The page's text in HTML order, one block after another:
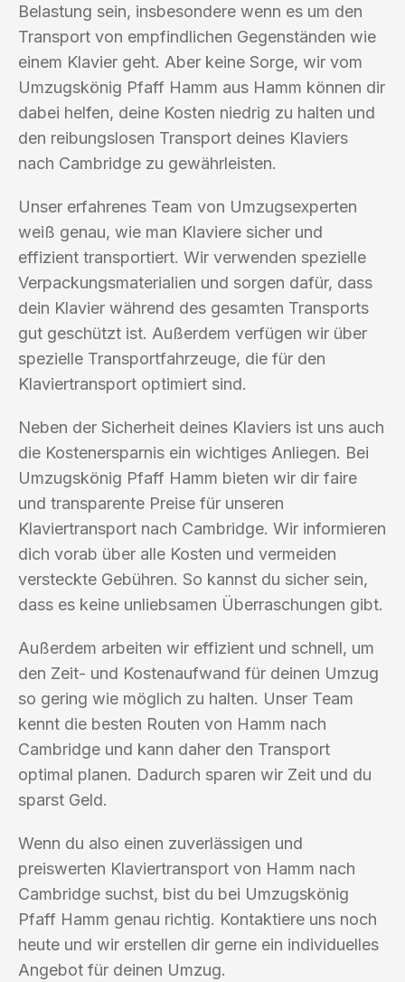
Belastung sein, insbesondere wenn es um den
Transport von empfindlichen Gegenständen wie
einem Klavier geht. Aber keine Sorge, wir vom
Umzugskönig Pfaff Hamm aus Hamm können dir
dabei helfen, deine Kosten niedrig zu halten und
den reibungslosen Transport deines Klaviers
nach Cambridge zu gewährleisten.
Unser erfahrenes Team von Umzugsexperten
weiß genau, wie man Klaviere sicher und
effizient transportiert. Wir verwenden spezielle
Verpackungsmaterialien und sorgen dafür, dass
dein Klavier während des gesamten Transports
gut geschützt ist. Außerdem verfügen wir über
spezielle Transportfahrzeuge, die für den
Klaviertransport optimiert sind.
Neben der Sicherheit deines Klaviers ist uns auch
die Kostenersparnis ein wichtiges Anliegen. Bei
Umzugskönig Pfaff Hamm bieten wir dir faire
und transparente Preise für unseren
Klaviertransport nach Cambridge. Wir informieren
dich vorab über alle Kosten und vermeiden
versteckte Gebühren. So kannst du sicher sein,
dass es keine unliebsamen Überraschungen gibt.
Außerdem arbeiten wir effizient und schnell, um
den Zeit- und Kostenaufwand für deinen Umzug
so gering wie möglich zu halten. Unser Team
kennt die besten Routen von Hamm nach
Cambridge und kann daher den Transport
optimal planen. Dadurch sparen wir Zeit und du
sparst Geld.
Wenn du also einen zuverlässigen und
preiswerten Klaviertransport von Hamm nach
Cambridge suchst, bist du bei Umzugskönig
Pfaff Hamm genau richtig. Kontaktiere uns noch
heute und wir erstellen dir gerne ein individuelles
Angebot für deinen Umzug.